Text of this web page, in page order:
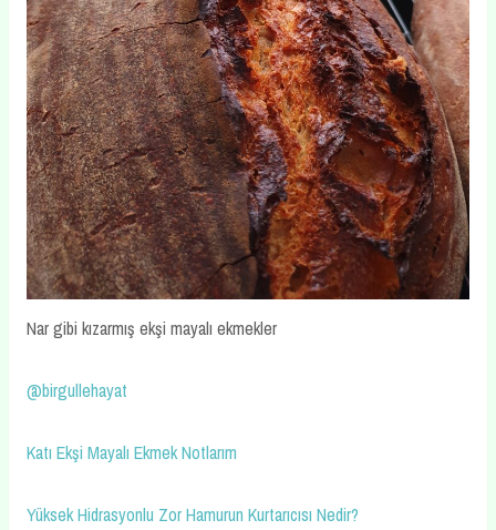
Nar gibi kızarmış ekşi mayalı ekmekler
@birgullehayat
Katı Ekşi Mayalı Ekmek Notlarım
Yüksek Hidrasyonlu Zor Hamurun Kurtarıcısı Nedir?